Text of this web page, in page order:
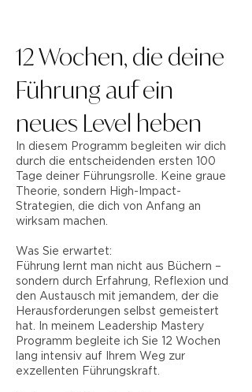
12 Wochen, die deine
Führung auf ein
neues Level heben
In diesem Programm begleiten wir dich
durch die entscheidenden ersten 100
Tage deiner Führungsrolle. Keine graue
Theorie, sondern High-Impact-
Strategien, die dich von Anfang an
wirksam machen.
Was Sie erwartet:
Führung lernt man nicht aus Büchern –
sondern durch Erfahrung, Reflexion und
den Austausch mit jemandem, der die
Herausforderungen selbst gemeistert
hat. In meinem Leadership Mastery
Programm begleite ich Sie 12 Wochen
lang intensiv auf Ihrem Weg zur
exzellenten Führungskraft.